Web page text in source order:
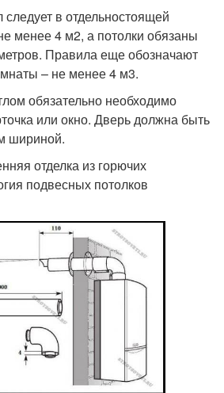
следует в отдельностоящей
менее 4 м2, а потолки обязаны
Правила еще обозначают
– не менее 4 м3.
обязательно необходимо
или окно. Дверь должна быть
шириной.
отделка из горючих
подвесных потолков